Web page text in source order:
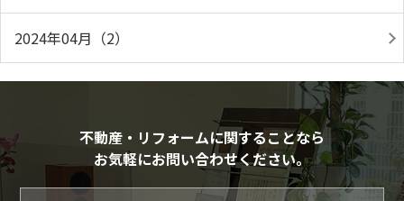
2024年04月（2）
不動産・リフォームに関することなら
お気軽にお問い合わせください。